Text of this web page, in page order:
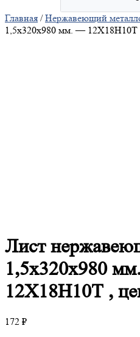
Главная /Нержавеющий
1,5x320x980 мм. — 12Х18Н10Т
Лист
1,5x320x980
12Х18Н10Т ,
172 ₽